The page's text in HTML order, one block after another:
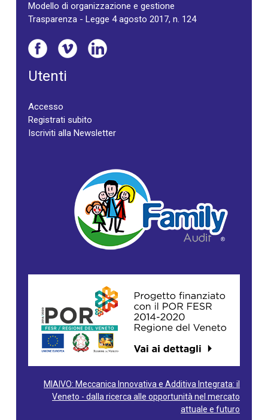
Modello di organizzazione e gestione
Trasparenza - Legge 4 agosto 2017, n. 124
Utenti
Accesso
Registrati subito
Iscriviti alla Newsletter
MIAIVO: Meccanica Innovativa e Additiva Integrata: il
Veneto - dalla ricerca alle opportunità nel mercato
attuale e futuro